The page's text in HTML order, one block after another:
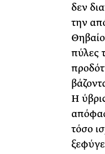
δεν
την
πύλες
Η
τόσο